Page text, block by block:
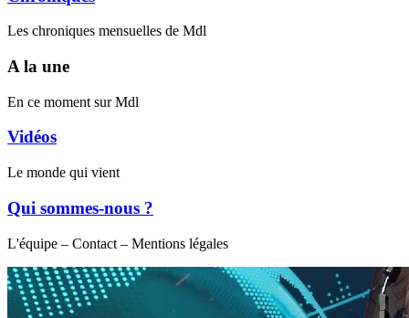
Les chroniques mensuelles de Mdl
A la une
En ce moment sur Mdl
Vidéos
Le monde qui vient
Qui sommes-nous ?
L'équipe – Contact – Mentions légales